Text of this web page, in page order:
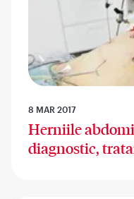
8 MAR 2017
Herniile
diagnostic,